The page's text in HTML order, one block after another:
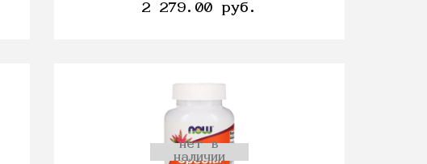
2 279.00 руб.
нет в
наличии